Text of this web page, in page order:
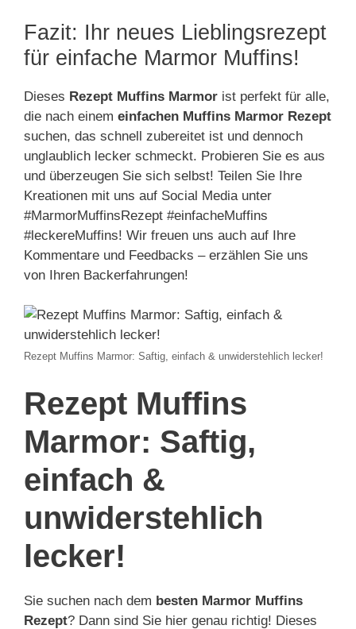
Fazit: Ihr neues Lieblingsrezept
für einfache Marmor Muffins!
Dieses Rezept Muffins Marmor ist perfekt für alle,
die nach einem einfachen Muffins Marmor Rezept
suchen, das schnell zubereitet ist und dennoch
unglaublich lecker schmeckt. Probieren Sie es aus
und überzeugen Sie sich selbst! Teilen Sie Ihre
Kreationen mit uns auf Social Media unter
#MarmorMuffinsRezept #einfacheMuffins
#leckereMuffins! Wir freuen uns auch auf Ihre
Kommentare und Feedbacks – erzählen Sie uns
von Ihren Backerfahrungen!
Rezept Muffins Marmor: Saftig, einfach & unwiderstehlich lecker!
Rezept Muffins
Marmor: Saftig,
einfach &
unwiderstehlich
lecker!
Sie suchen nach dem besten Marmor Muffins
Rezept? Dann sind Sie hier genau richtig! Dieses